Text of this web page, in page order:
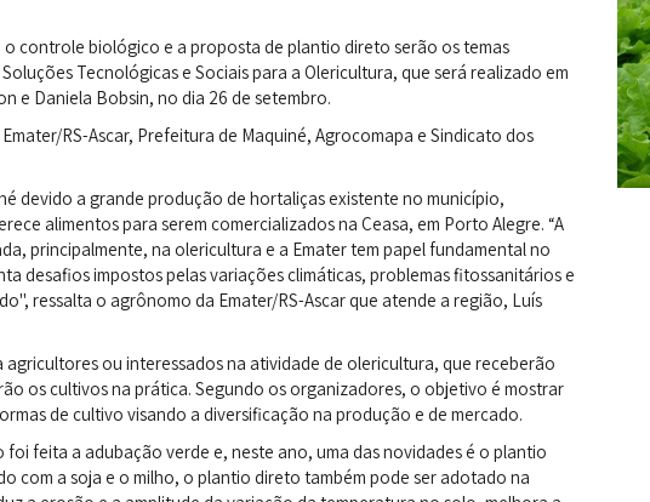
o controle biológico e a proposta de plantio direto serão os temas
Tecnológicas e Sociais para a Olericultura, que será realizado em
e Daniela Bobsin, no dia 26 de setembro.
RS-Ascar, Prefeitura de Maquiné, Agrocomapa e Sindicato dos
devido a grande produção de hortaliças existente no município,
alimentos para serem comercializados na Ceasa, em Porto Alegre. “A
principalmente, na olericultura e a Emater tem papel fundamental no
desafios impostos pelas variações climáticas, problemas fitossanitários e
ressalta o agrônomo da Emater/RS-Ascar que atende a região, Luís
agricultores ou interessados na atividade de olericultura, que receberão
os cultivos na prática. Segundo os organizadores, o objetivo é mostrar
de cultivo visando a diversificação na produção e de mercado.
feita a adubação verde e, neste ano, uma das novidades é o plantio
com a soja e o milho, o plantio direto também pode ser adotado na